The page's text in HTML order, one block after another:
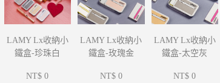
LAMY Lx收納小
鐵盒-珍珠白
NT$ 0
LAMY Lx收納小
鐵盒-玫瑰金
NT$ 0
LAMY Lx收納小
鐵盒-太空灰
NT$ 0